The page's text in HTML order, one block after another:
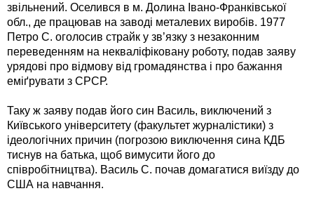
звільнений. Оселився в м. Долина Івано-Франківської
обл., де працював на заводі металевих виробів. 1977
Петро С. оголосив страйк у зв’язку з незаконним
переведенням на некваліфіковану роботу, подав заяву
урядові про відмову від громадянства і про бажання
еміґрувати з СРСР.
Таку ж заяву подав його син Василь, виключений з
Київського університету (факультет журналістики) з
ідеологічних причин (погрозою виключення сина КДБ
тиснув на батька, щоб вимусити його до
співробітництва). Василь С. почав домагатися виїзду до
США на навчання.